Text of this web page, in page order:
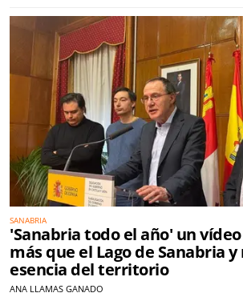
SANABRIA
'Sanabria todo el año' un
más que el Lago de Sanabria
esencia del territorio
ANA LLAMAS GANADO